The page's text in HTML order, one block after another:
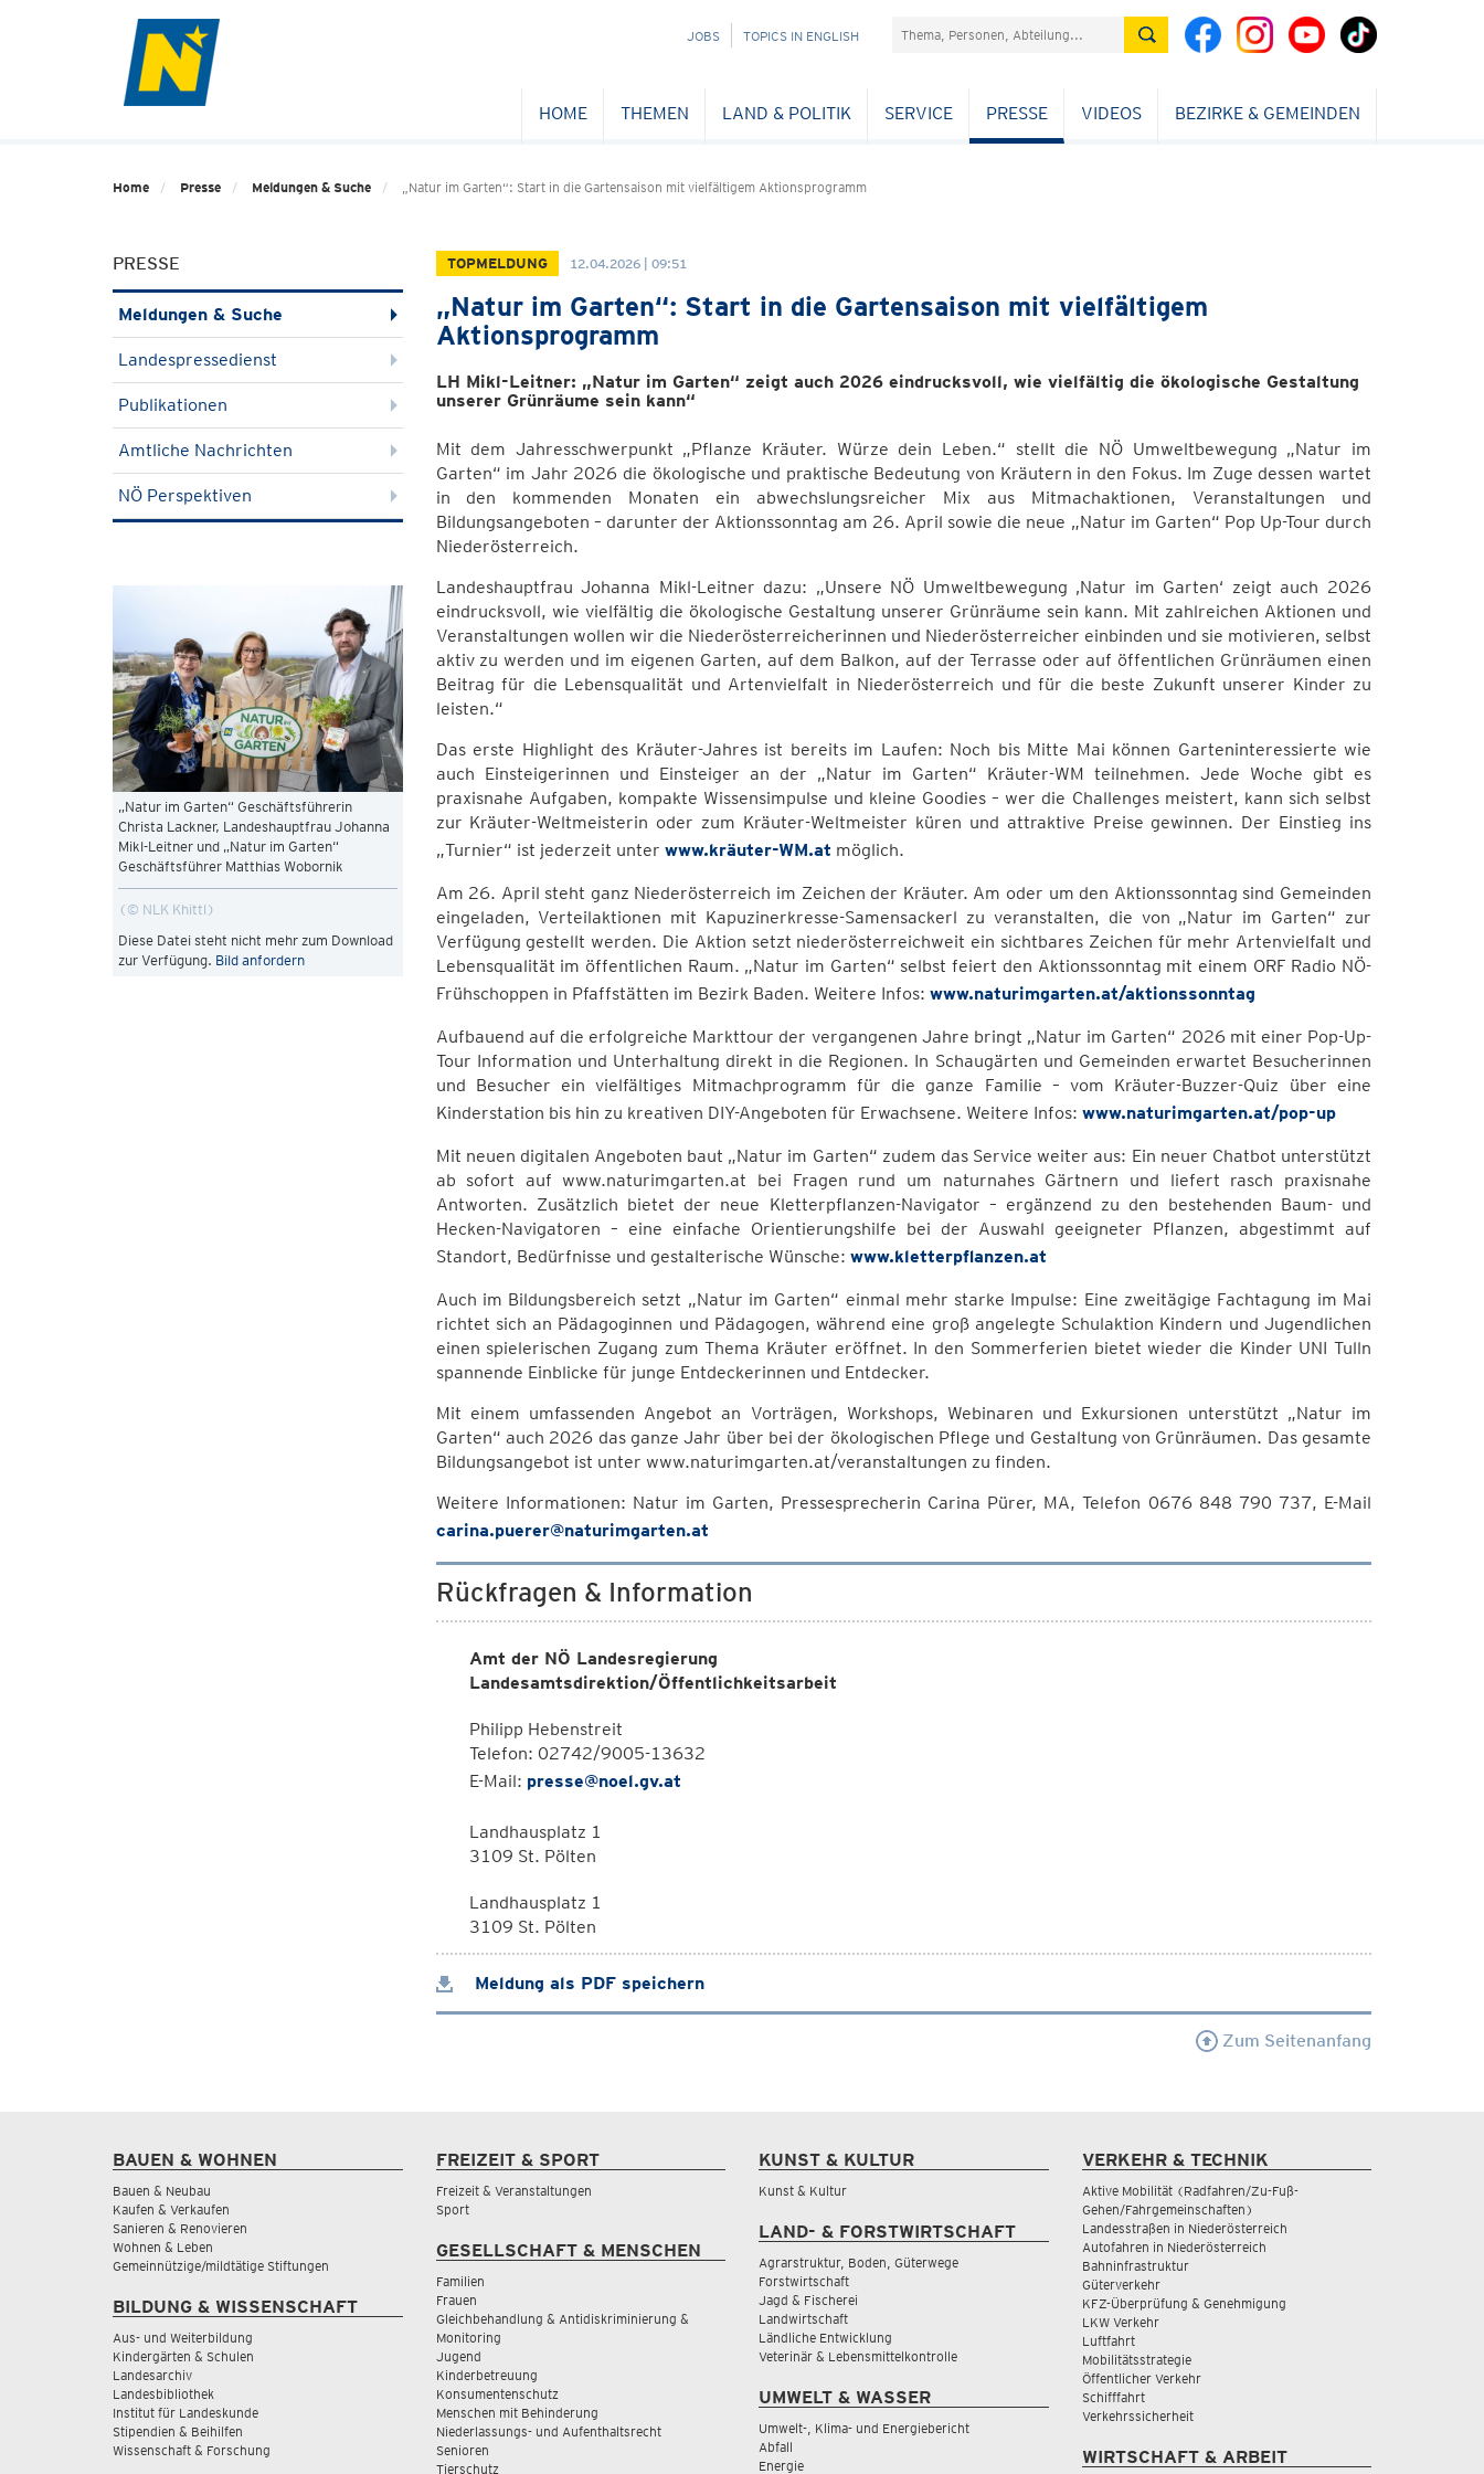
NAVIGATION
JOBS TOPICS IN ENGLISH Suchefeld
HOME THEMEN LAND & POLITIK SERVICE PRESSE VIDEOS BEZIRKE & GEMEINDEN
Home Presse Meldungen & Suche „Natur im Garten“: Start in die Gartensaison mit vielfältigem Aktionsprogramm
PRESSE
Meldungen & Suche
Landespressedienst
Publikationen
Amtliche Nachrichten
NÖ Perspektiven
„Natur im Garten“ Geschäftsführerin
Christa Lackner, Landeshauptfrau Johanna
Mikl-Leitner und „Natur im Garten“
Geschäftsführer Matthias Wobornik
© NLK Khittl
Diese Datei steht nicht mehr zum Download
zur Verfügung. Bild anfordern
TOPMELDUNG 12.04.2026 | 09:51
„Natur im Garten“: Start in die Gartensaison mit vielfältigem
Aktionsprogramm
LH Mikl-Leitner: „Natur im Garten“ zeigt auch 2026 eindrucksvoll, wie vielfältig die ökologische Gestaltung
unserer Grünräume sein kann“
Mit dem Jahresschwerpunkt „Pflanze Kräuter. Würze dein Leben.“ stellt die NÖ Umweltbewegung „Natur im
Garten“ im Jahr 2026 die ökologische und praktische Bedeutung von Kräutern in den Fokus. Im Zuge dessen wartet
in den kommenden Monaten ein abwechslungsreicher Mix aus Mitmachaktionen, Veranstaltungen und
Bildungsangeboten – darunter der Aktionssonntag am 26. April sowie die neue „Natur im Garten“ Pop Up-Tour durch
Niederösterreich.
Landeshauptfrau Johanna Mikl-Leitner dazu: „Unsere NÖ Umweltbewegung ‚Natur im Garten‘ zeigt auch 2026
eindrucksvoll, wie vielfältig die ökologische Gestaltung unserer Grünräume sein kann. Mit zahlreichen Aktionen und
Veranstaltungen wollen wir die Niederösterreicherinnen und Niederösterreicher einbinden und sie motivieren, selbst
aktiv zu werden und im eigenen Garten, auf dem Balkon, auf der Terrasse oder auf öffentlichen Grünräumen einen
Beitrag für die Lebensqualität und Artenvielfalt in Niederösterreich und für die beste Zukunft unserer Kinder zu
leisten.“
Das erste Highlight des Kräuter-Jahres ist bereits im Laufen: Noch bis Mitte Mai können Garteninteressierte wie
auch Einsteigerinnen und Einsteiger an der „Natur im Garten“ Kräuter-WM teilnehmen. Jede Woche gibt es
praxisnahe Aufgaben, kompakte Wissensimpulse und kleine Goodies – wer die Challenges meistert, kann sich selbst
zur Kräuter-Weltmeisterin oder zum Kräuter-Weltmeister küren und attraktive Preise gewinnen. Der Einstieg ins
„Turnier“ ist jederzeit unter www.kräuter-WM.at möglich.
Am 26. April steht ganz Niederösterreich im Zeichen der Kräuter. Am oder um den Aktionssonntag sind Gemeinden
eingeladen, Verteilaktionen mit Kapuzinerkresse-Samensackerl zu veranstalten, die von „Natur im Garten“ zur
Verfügung gestellt werden. Die Aktion setzt niederösterreichweit ein sichtbares Zeichen für mehr Artenvielfalt und
Lebensqualität im öffentlichen Raum. „Natur im Garten“ selbst feiert den Aktionssonntag mit einem ORF Radio NÖ-
Frühschoppen in Pfaffstätten im Bezirk Baden. Weitere Infos: www.naturimgarten.at/aktionssonntag
Aufbauend auf die erfolgreiche Markttour der vergangenen Jahre bringt „Natur im Garten“ 2026 mit einer Pop-Up-
Tour Information und Unterhaltung direkt in die Regionen. In Schaugärten und Gemeinden erwartet Besucherinnen
und Besucher ein vielfältiges Mitmachprogramm für die ganze Familie – vom Kräuter-Buzzer-Quiz über eine
Kinderstation bis hin zu kreativen DIY-Angeboten für Erwachsene. Weitere Infos: www.naturimgarten.at/pop-up
Mit neuen digitalen Angeboten baut „Natur im Garten“ zudem das Service weiter aus: Ein neuer Chatbot unterstützt
ab sofort auf www.naturimgarten.at bei Fragen rund um naturnahes Gärtnern und liefert rasch praxisnahe
Antworten. Zusätzlich bietet der neue Kletterpflanzen-Navigator – ergänzend zu den bestehenden Baum- und
Hecken-Navigatoren – eine einfache Orientierungshilfe bei der Auswahl geeigneter Pflanzen, abgestimmt auf
Standort, Bedürfnisse und gestalterische Wünsche: www.kletterpflanzen.at
Auch im Bildungsbereich setzt „Natur im Garten“ einmal mehr starke Impulse: Eine zweitägige Fachtagung im Mai
richtet sich an Pädagoginnen und Pädagogen, während eine groß angelegte Schulaktion Kindern und Jugendlichen
einen spielerischen Zugang zum Thema Kräuter eröffnet. In den Sommerferien bietet wieder die Kinder UNI Tulln
spannende Einblicke für junge Entdeckerinnen und Entdecker.
Mit einem umfassenden Angebot an Vorträgen, Workshops, Webinaren und Exkursionen unterstützt „Natur im
Garten“ auch 2026 das ganze Jahr über bei der ökologischen Pflege und Gestaltung von Grünräumen. Das gesamte
Bildungsangebot ist unter www.naturimgarten.at/veranstaltungen zu finden.
Weitere Informationen: Natur im Garten, Pressesprecherin Carina Pürer, MA, Telefon 0676 848 790 737, E-Mail
carina.puerer@naturimgarten.at
Rückfragen & Information
Amt der NÖ Landesregierung
Landesamtsdirektion/Öffentlichkeitsarbeit
Philipp Hebenstreit
Telefon: 02742/9005-13632
E-Mail: presse@noel.gv.at
Landhausplatz 1
3109 St. Pölten
Landhausplatz 1
3109 St. Pölten
Meldung als PDF speichern
Zum Seitenanfang
BAUEN & WOHNEN
Bauen & Neubau
Kaufen & Verkaufen
Sanieren & Renovieren
Wohnen & Leben
Gemeinnützige/mildtätige Stiftungen
BILDUNG & WISSENSCHAFT
Aus- und Weiterbildung
Kindergärten & Schulen
Landesarchiv
Landesbibliothek
Institut für Landeskunde
Stipendien & Beihilfen
Wissenschaft & Forschung
FREIZEIT & SPORT
Freizeit & Veranstaltungen
Sport
GESELLSCHAFT & MENSCHEN
Familien
Frauen
Gleichbehandlung & Antidiskriminierung &
Monitoring
Jugend
Kinderbetreuung
Konsumentenschutz
Menschen mit Behinderung
Niederlassungs- und Aufenthaltsrecht
Senioren
Tierschutz
KUNST & KULTUR
Kunst & Kultur
LAND- & FORSTWIRTSCHAFT
Agrarstruktur, Boden, Güterwege
Forstwirtschaft
Jagd & Fischerei
Landwirtschaft
Ländliche Entwicklung
Veterinär & Lebensmittelkontrolle
UMWELT & WASSER
Umwelt-, Klima- und Energiebericht
Abfall
Energie
VERKEHR & TECHNIK
Aktive Mobilität (Radfahren/Zu-Fuß-
Gehen/Fahrgemeinschaften)
Landesstraßen in Niederösterreich
Autofahren in Niederösterreich
Bahninfrastruktur
Güterverkehr
KFZ-Überprüfung & Genehmigung
LKW Verkehr
Luftfahrt
Mobilitätsstrategie
Öffentlicher Verkehr
Schifffahrt
Verkehrssicherheit
WIRTSCHAFT & ARBEIT